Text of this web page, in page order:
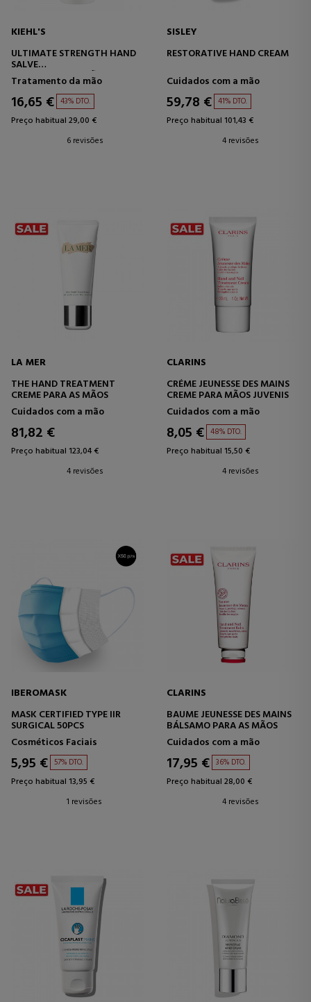
KIEHL'S
ULTIMATE STRENGTH HAND
SALVE
CREME PARA AS MÃOS
REPARADOR
Tratamento da mão
16,65 € 43% DTO.
Preço habitual 29,00 €
6 revisões
SISLEY
RESTORATIVE HAND CREAM
Cuidados com a mão
59,78 € 41% DTO.
Preço habitual 101,43 €
4 revisões
LA MER
THE HAND TREATMENT
CREME PARA AS MÃOS
Cuidados com a mão
81,82 €
Preço habitual 123,04 €
4 revisões
CLARINS
CRÉME JEUNESSE DES MAINS
CREME PARA MÃOS JUVENIS
Cuidados com a mão
8,05 € 48% DTO.
Preço habitual 15,50 €
4 revisões
IBEROMASK
MASK CERTIFIED TYPE IIR
SURGICAL 50PCS
Cosméticos Faciais
5,95 € 57% DTO.
Preço habitual 13,95 €
1 revisões
CLARINS
BAUME JEUNESSE DES MAINS
BÁLSAMO PARA AS MÃOS
Cuidados com a mão
17,95 € 36% DTO.
Preço habitual 28,00 €
4 revisões